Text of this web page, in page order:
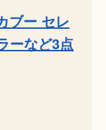
ブー セレ
ーなど3点